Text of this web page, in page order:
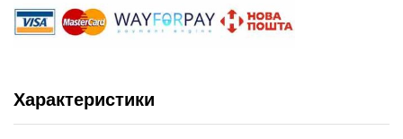
Характеристики